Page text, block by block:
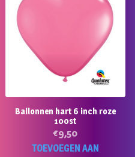
Ballonnen hart 6 inch roze
100st
€9,50
TOEVOEGEN AAN